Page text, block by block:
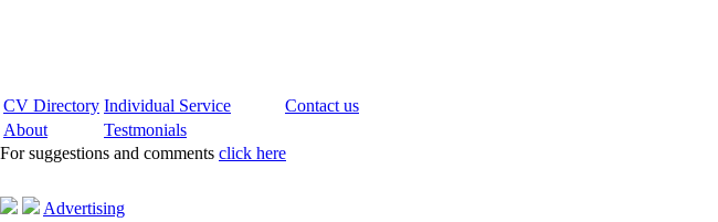
CV Directory Individual Service
Contact us
About
Testmonials
For suggestions and comments click here
Advertising